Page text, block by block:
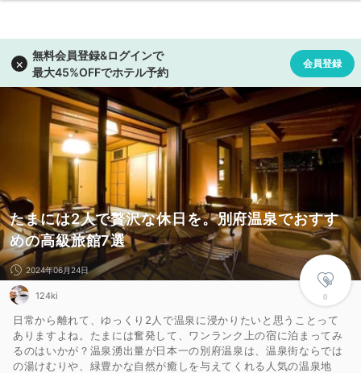
たまには2人で贅沢な休日を。別府温泉でおすす
めの高級旅館7選
0
2024年06月24日
124ki
日常から離れて、ゆっくり2人で温泉に浸かりたいと思うことって
ありますよね。たまには奮発して、ワンランク上の宿に泊まってみ
るのはいかが？温泉湧出量が日本一の別府温泉は、温泉街ならでは
の湯けむりや、緑豊かな自然が癒しを与えてくれる人気の温泉地